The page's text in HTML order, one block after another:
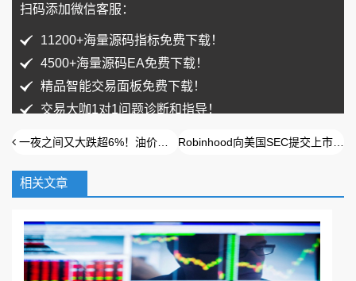
扫码添加微信客服：
11200+海量源码指标免费下载！
4500+海量源码EA免费下载！
精品智能交易面板免费下载！
交易大咖1对1问题诊断和指导！
一夜之间又大跌超6%！油价为什么反弹不起来？ Robinhood向美国SEC提交上市文件
相关文章